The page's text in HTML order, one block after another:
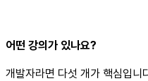
어떤 강의가 있나요?
개발자라면 다섯 개가 핵심입니